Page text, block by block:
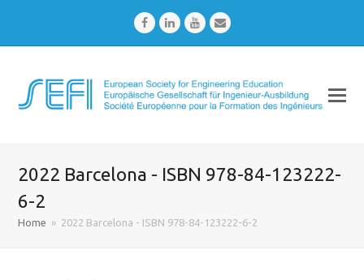
FacebookLinkedInYoutubeEmail
2022 Barcelona - ISBN 978-84-123222-
6-2
Home » 2022 Barcelona - ISBN 978-84-123222-6-2